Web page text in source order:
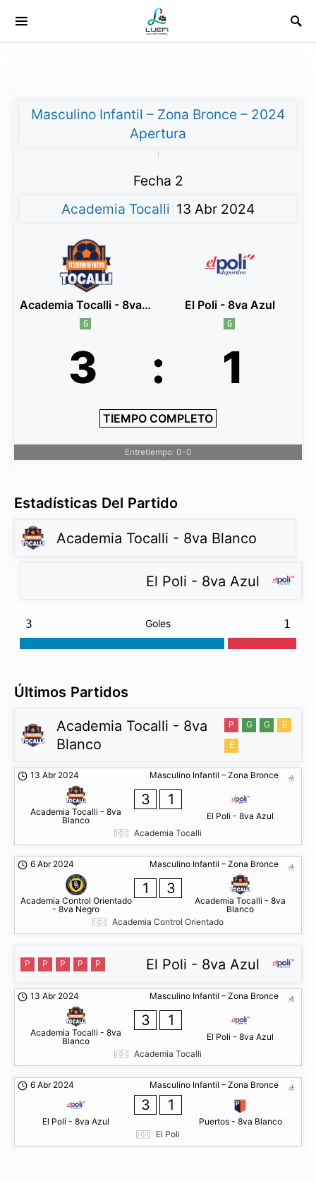
Masculino Infantil – Zona Bronce – 2024
Apertura
Fecha 2
Academia Tocalli 13 Abr 2024
Academia Tocalli - 8va Blanco
G
3 : 1
TIEMPO COMPLETO
El Poli - 8va Azul
G
Entretiempo: 0-0
Estadísticas Del Partido
Academia Tocalli - 8va Blanco
El Poli - 8va Azul
3 Goles 1
Últimos Partidos
Academia Tocalli - 8va
Blanco
P G G
E
E
Masculino Infantil – Zona Bronce
13 Abr 2024
Academia Tocalli - 8va
Blanco
3 1
El Poli - 8va Azul
Academia Tocalli
Masculino Infantil – Zona Bronce
6 Abr 2024
Academia Control Orientado
- 8va Negro
1 3
Academia Tocalli - 8va
Blanco
Academia Control Orientado
El Poli - 8va Azul
P P P P P
Masculino Infantil – Zona Bronce
13 Abr 2024
Academia Tocalli - 8va
Blanco
3 1
El Poli - 8va Azul
Academia Tocalli
Masculino Infantil – Zona Bronce
6 Abr 2024
El Poli - 8va Azul
3 1
Puertos - 8va Blanco
El Poli